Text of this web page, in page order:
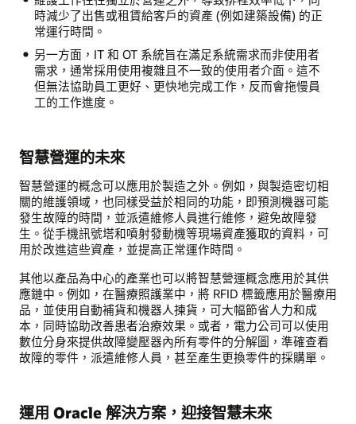
時減少了出售或租賃給客戶的資產 (例如建築設備) 的正
常運行時間。
另一方面，IT 和 OT 系統旨在滿足系統需求而非使用者
需求，通常採用使用複雜且不一致的使用者介面。這不
但無法協助員工更好、更快地完成工作，反而會拖慢員
工的工作進度。
智慧營運的未來
智慧營運的概念可以應用於製造之外。例如，與製造密切相
關的維護領域，也同樣受益於相同的功能，即預測機器可能
發生故障的時間，並派遣維修人員進行維修，避免故障發
生。從手機訊號塔和噴射發動機等現場資產獲取的資料，可
用於改進這些資產，並提高正常運作時間。
其他以產品為中心的產業也可以將智慧營運概念應用於其供
應鏈中。例如，在醫療照護業中，將 RFID 標籤應用於醫療用
品，並使用自動補貨和機器人揀貨，可大幅節省人力和成
本，同時協助改善患者治療效果。或者，電力公司可以使用
數位分身來提供故障變壓器內所有零件的分解圖，準確查看
故障的零件，派遣維修人員，甚至產生更換零件的採購單。
運用 Oracle 解決方案，迎接智慧未來